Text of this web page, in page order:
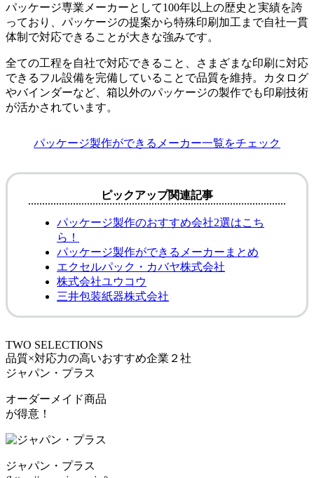
パッケージ専業メーカーとして100年以上の歴史と実績を誇
っており、パッケージの提案から特殊印刷加工まで自社一貫
体制で対応できる ことが大きな強みです。
全ての工程を自社で対応できること、さまざまな印刷に対応
できるフル設備を完備していることで品質を維持。カタログ
やバインダーなど、箱以外のパッケージの製作でも印刷技術
が活かされています。
パッケージ製作ができるメーカー一覧をチェック
ピックアップ関連記事
パッケージ製作のおすすめ会社2選はこち
ら！
パッケージ製作ができるメーカーまとめ
エクセルパック・カバヤ株式会社
株式会社ユウコウ
三井包装紙器株式会社
TWO SELECTIONS
品質×対応力の高いおすすめ企業２社
ジャパン・プラス
オーダーメイド商品
が得意！
ジャパン・プラス